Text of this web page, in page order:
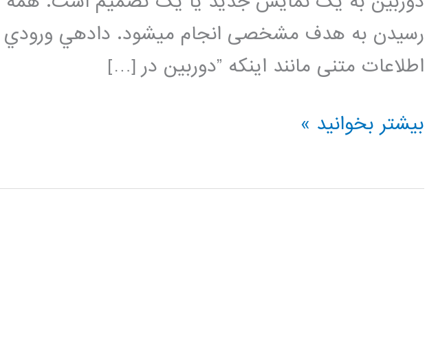
رسیدن به هدف مشخصی انجام می‏شود. داده‏ي ورودي
اطلاعات متنی مانند اینکه ”دوربین در […]
بینایی
بیشتر بخوانید »